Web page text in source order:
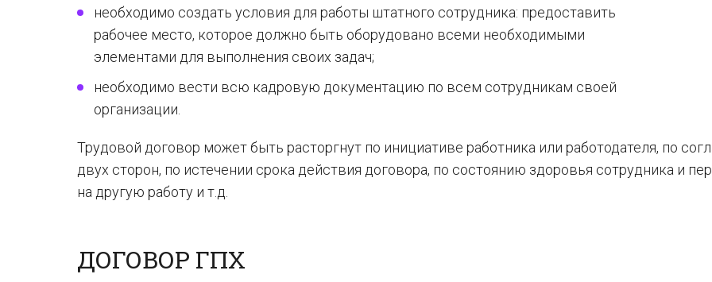
необходимо создать условия для работы штатного сотрудника: предоставить
рабочее место, которое должно быть оборудовано всеми необходимыми
элементами для выполнения своих задач;
необходимо вести всю кадровую документацию по всем сотрудникам своей
организации.
Трудовой договор может быть расторгнут по инициативе работника или работодателя, по
двух сторон, по истечении срока действия договора, по состоянию здоровья сотрудника и
на другую работу и т.д.
ДОГОВОР ГПХ